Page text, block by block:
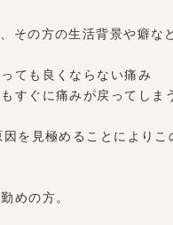
その方の生活背景や癖な
っても良くならない痛み
もすぐに痛みが戻ってしま
を見極めることによりこ
めの方。